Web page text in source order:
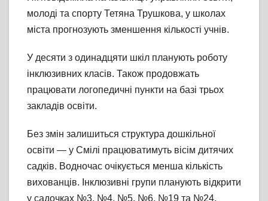
молоді та спорту Тетяна Трушкова, у школах
міста прогнозують зменшення кількості учнів.
У десяти з одинадцяти шкіл планують роботу
інклюзивних класів. Також продовжать
працювати логопедичні пункти на базі трьох
закладів освіти.
Без змін залишиться структура дошкільної
освіти — у Смілі працюватимуть вісім дитячих
садків. Водночас очікується менша кількість
вихованців. Інклюзивні групи планують відкрити
у садочках №3, №4, №5, №6, №19 та №24.